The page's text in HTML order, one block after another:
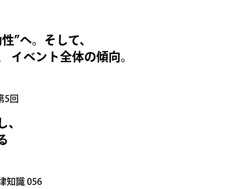
”へ。そして、
イベント全体の傾向。
回
、
知識 056